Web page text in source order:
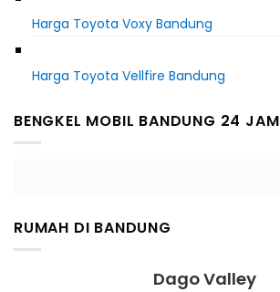
Harga Toyota Voxy Bandung
Harga Toyota Vellfire Bandung
BENGKEL MOBIL BANDUNG 24 JAM
RUMAH DI BANDUNG
Dago Valley